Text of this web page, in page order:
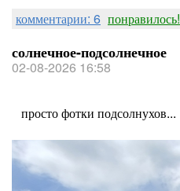
комментарии: 6 понравилось!
солнечное-подсолнечное
02-08-2026 16:58
просто фотки подсолнухов...